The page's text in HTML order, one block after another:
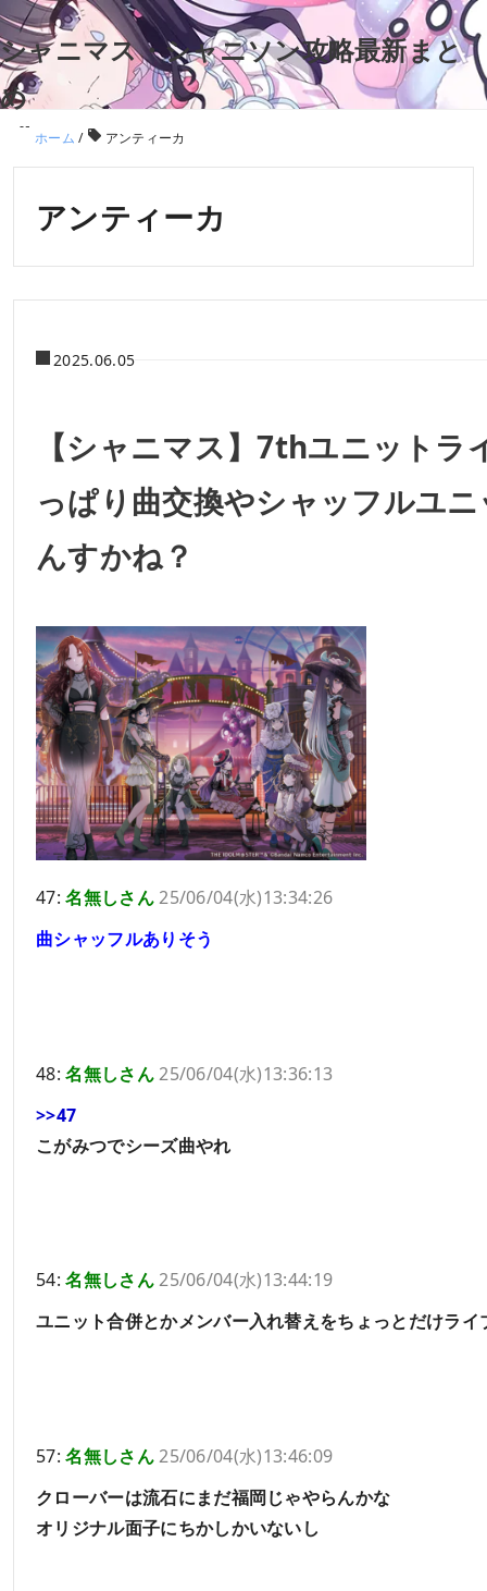
シャニマス・シャニソン攻略最新まと
め
ホーム / アンティーカ
アンティーカ
2025.06.05
【シャニマス】7thユニットラ
っぱり曲交換やシャッフルユ
んすかね？
47:名無しさん25/06/04(水)13:34:26
曲シャッフルありそう
48:名無しさん25/06/04(水)13:36:13
>>47
こがみつでシーズ曲やれ
54:名無しさん25/06/04(水)13:44:19
ユニット合併とかメンバー入れ替えをちょっとだけライ
57:名無しさん25/06/04(水)13:46:09
クローバーは流石にまだ福岡じゃやらんかな
オリジナル面子にちかしかいないし